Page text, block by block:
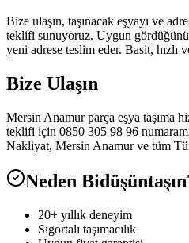
Bize ulaşın, taşınacak eşyayı ve
teklifi sunuyoruz. Uygun
yeni adrese teslim eder. Basit, hızlı
Bize Ulaşın
Mersin Anamur parça eşya taşıma
teklifi için 0850 305 98 96
Nakliyat, Mersin Anamur ve tüm
Neden
20+ yıllık deneyim
Sigortalı taşımacılık